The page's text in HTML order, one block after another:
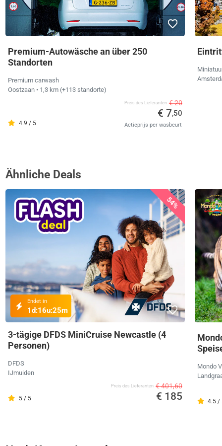
Premium-Autowäsche an über 250
Standorten
Premium carwash
Oostzaan • 1,3 km (+113 standorte)
4.9 / 5
Preis des Lieferanten € 20
€ 7,50
Actieprijs per wasbeurt
Ähnliche Deals
54%
Endet in
1d:16u:25m
3-tägige DFDS MiniCruise Newcastle (4
Personen)
DFDS
IJmuiden
5 / 5
Preis des Lieferanten € 401,60
€ 185
Mondo
4.5 /